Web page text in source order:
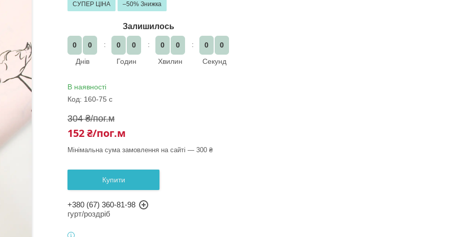
СУПЕР ЦІНА –50%
Залишилось
0
0
Днів
0
0
Годин
0
0
Хвилин
0
0
Секунд
В наявності
Код: 160-75 с
304 ₴/пог.м
152 ₴/пог.м
Мінімальна сума замовлення на сайті — 300 ₴
Купити
+380 (67) 360-81-98
гурт/роздріб